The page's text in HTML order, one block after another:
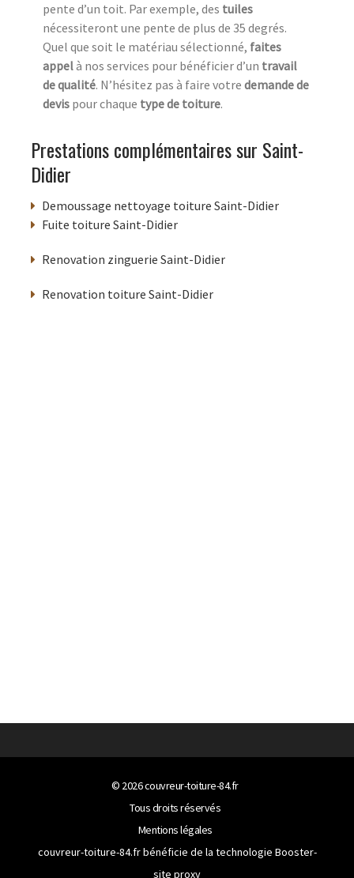
pente d’un toit. Par exemple, des tuiles
nécessiteront une pente de plus de 35 degrés.
Quel que soit le matériau sélectionné, faites
appelà nos services pour bénéficier d’un travail
de qualité. N’hésitez pas à faire votre demande de
devis pour chaque type de toiture.
Prestations complémentaires sur Saint-
Didier
Demoussage nettoyage toiture Saint-Didier
Fuite toiture Saint-Didier
Renovation zinguerie Saint-Didier
Renovation toiture Saint-Didier
© 2026couvreur-toiture-84.fr
Tous droits réservés
Mentions légales
couvreur-toiture-84.fr bénéficie de la technologie Booster-
site proxy